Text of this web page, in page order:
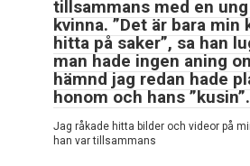
tillsammans med en
kvinna. ”Det är bara min
hitta på saker”, sa han
man hade ingen aning
hämnd jag redan hade
honom och hans
Jag råkade hitta bilder och videor på
han var tillsammans